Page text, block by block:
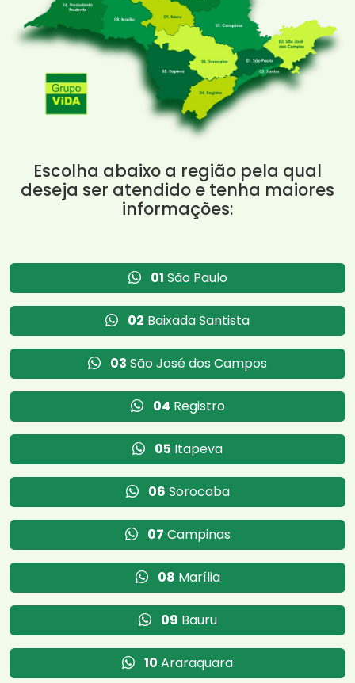
Escolha abaixo a região pela qual
deseja ser atendido e tenha maiores
informações:
01 São Paulo
02 Baixada Santista
03 São José dos Campos
04 Registro
05 Itapeva
06 Sorocaba
07 Campinas
08 Marília
09 Bauru
10 Araraquara